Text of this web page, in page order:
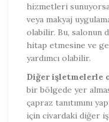
hizmetleri
veya makyaj
olabilir. Bu, salonun
hitap etmesine ve
yardımcı olabilir.
Diğer işletmelerle
bir bölgede yer
çapraz tanıtımını
için civardaki diğer